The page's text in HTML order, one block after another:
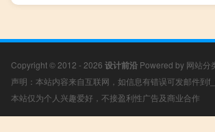
Copyright © 2012 - 2026 设计前沿 Powered by 网站分
声明：本站内容来自互联网，如信息有错误可发邮件到
本站仅为个人兴趣爱好，不接盈利性广告及商业合作